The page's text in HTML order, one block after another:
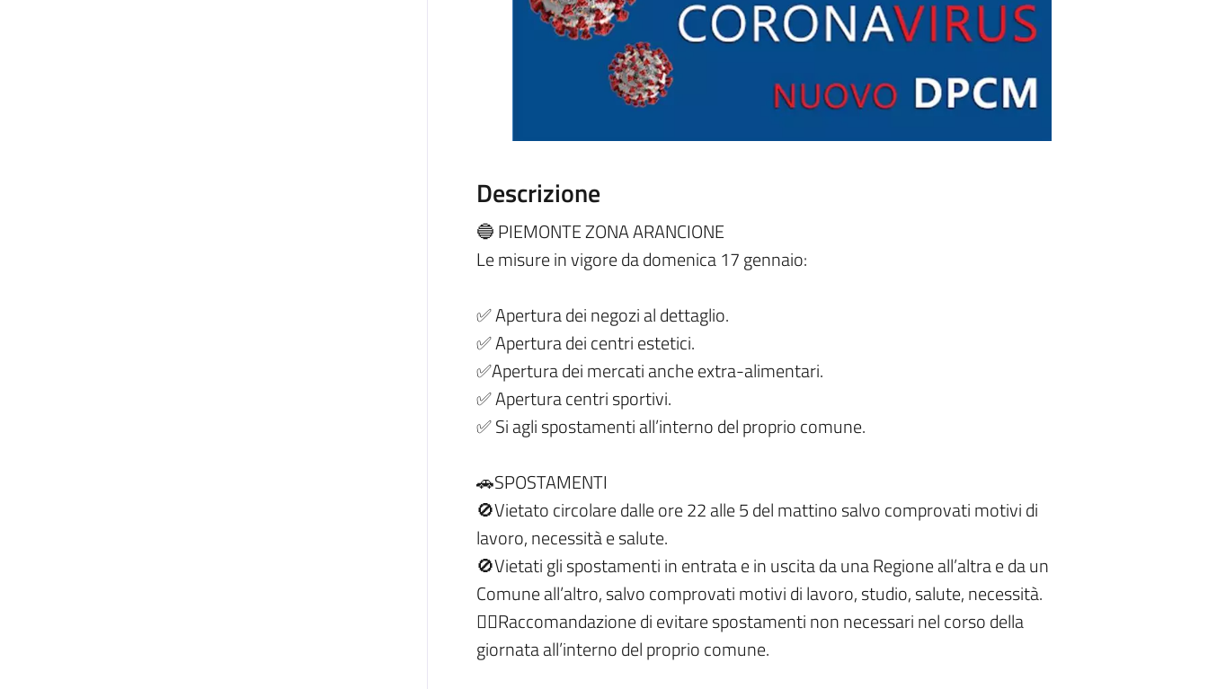
Descrizione
🔵 PIEMONTE ZONA ARANCIONE
Le misure in vigore da domenica 17 gennaio:
✅ Apertura dei negozi al dettaglio.
✅ Apertura dei centri estetici.
✅Apertura dei mercati anche extra-alimentari.
✅ Apertura centri sportivi.
✅ Si agli spostamenti all’interno del proprio comune.
🚗SPOSTAMENTI
🚫Vietato circolare dalle ore 22 alle 5 del mattino salvo comprovati motivi di
lavoro, necessità e salute.
🚫Vietati gli spostamenti in entrata e in uscita da una Regione all’altra e da un
Comune all’altro, salvo comprovati motivi di lavoro, studio, salute, necessità.
👉🏻Raccomandazione di evitare spostamenti non necessari nel corso della
giornata all’interno del proprio comune.